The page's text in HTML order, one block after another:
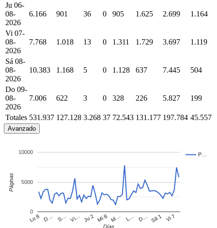
Ju 06-
08-
2026
6.166 901 36 0 905 1.625 2.699 1.164
Vi 07-
08-
2026
7.768 1.018 13 0 1.311 1.729 3.697 1.119
Sá 08-
08-
2026
10.383 1.168 5 0 1.128 637 7.445 504
Do 09-
08-
2026
7.006 622 3 0 328 226 5.827 199
Totales 531.937 127.128 3.268 37 72.543 131.177 197.784 45.557
Avanzado
P…
Lu 8 D… S… Vi… Ju 2 Mi 8 M… L… D… Sá 1 Vi 7
0
5000
10000
Días
Páginas